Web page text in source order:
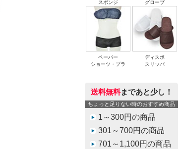
スポンジ
グローブ
ペーパー
ショーツ・ブラ
ディスポ
スリッパ
送料無料まであと少し！
ちょっと足りない時のおすすめ商品
1～300円の商品
301～700円の商品
701～1,100円の商品